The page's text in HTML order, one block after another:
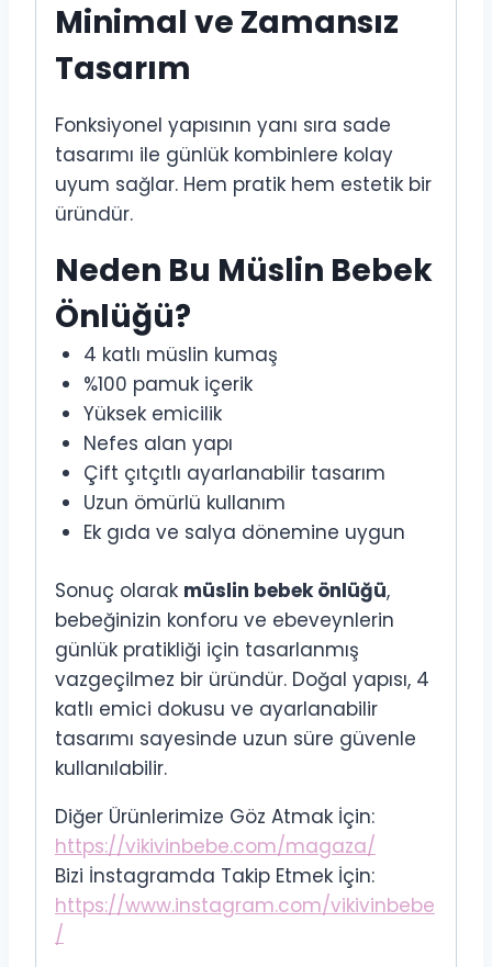
Minimal ve Zamansız
Tasarım
Fonksiyonel yapısının yanı sıra sade
tasarımı ile günlük kombinlere kolay
uyum sağlar. Hem pratik hem estetik bir
üründür.
Neden Bu Müslin Bebek
Önlüğü?
4 katlı müslin kumaş
%100 pamuk içerik
Yüksek emicilik
Nefes alan yapı
Çift çıtçıtlı ayarlanabilir tasarım
Uzun ömürlü kullanım
Ek gıda ve salya dönemine uygun
Sonuç olarak müslin bebek önlüğü,
bebeğinizin konforu ve ebeveynlerin
günlük pratikliği için tasarlanmış
vazgeçilmez bir üründür. Doğal yapısı, 4
katlı emici dokusu ve ayarlanabilir
tasarımı sayesinde uzun süre güvenle
kullanılabilir.
Diğer Ürünlerimize Göz Atmak İçin:
https://vikivinbebe.com/magaza/
Bizi İnstagramda Takip Etmek İçin:
https://www.instagram.com/vikivinbebe
/